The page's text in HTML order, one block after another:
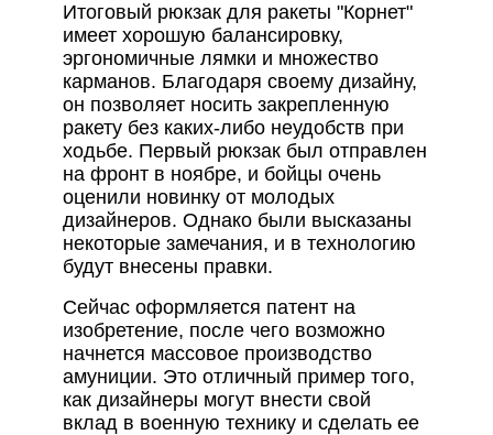
Итоговый рюкзак для ракеты "Корнет"
имеет хорошую балансировку,
эргономичные лямки и множество
карманов. Благодаря своему дизайну,
он позволяет носить закрепленную
ракету без каких-либо неудобств при
ходьбе. Первый рюкзак был отправлен
на фронт в ноябре, и бойцы очень
оценили новинку от молодых
дизайнеров. Однако были высказаны
некоторые замечания, и в технологию
будут внесены правки.
Сейчас оформляется патент на
изобретение, после чего возможно
начнется массовое производство
амуниции. Это отличный пример того,
как дизайнеры могут внести свой
вклад в военную технику и сделать ее